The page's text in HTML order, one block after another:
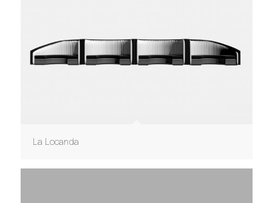
La Locanda